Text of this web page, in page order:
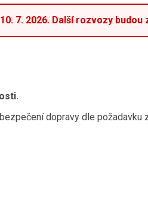
7. 2026. Další rozvozy
dopravy dle požadavku